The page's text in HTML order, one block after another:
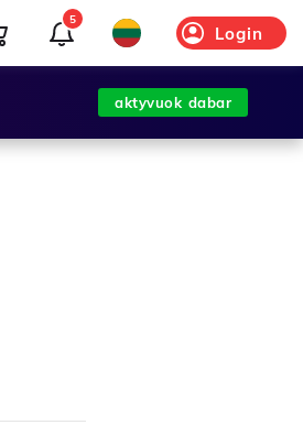
Login
5
aktyvuok dabar